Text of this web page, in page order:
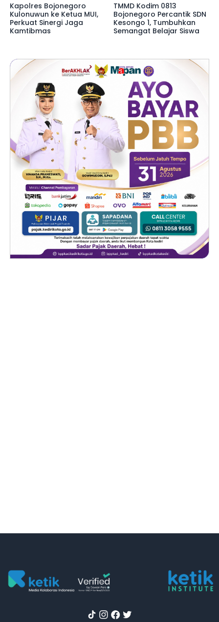
Kapolres Bojonegoro
Kulonuwun ke Ketua MUI,
Perkuat Sinergi Jaga
Kamtibmas
TMMD Kodim 0813
Bojonegoro Percantik SDN
Kesongo 1, Tumbuhkan
Semangat Belajar Siswa